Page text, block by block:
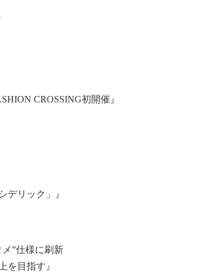
CROSSING初開催』
デリック」』
”仕様に刷新
を目指す』